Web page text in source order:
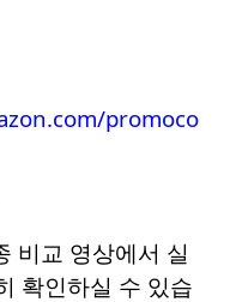
promoco
비교 영상에서 실
확인하실 수 있습